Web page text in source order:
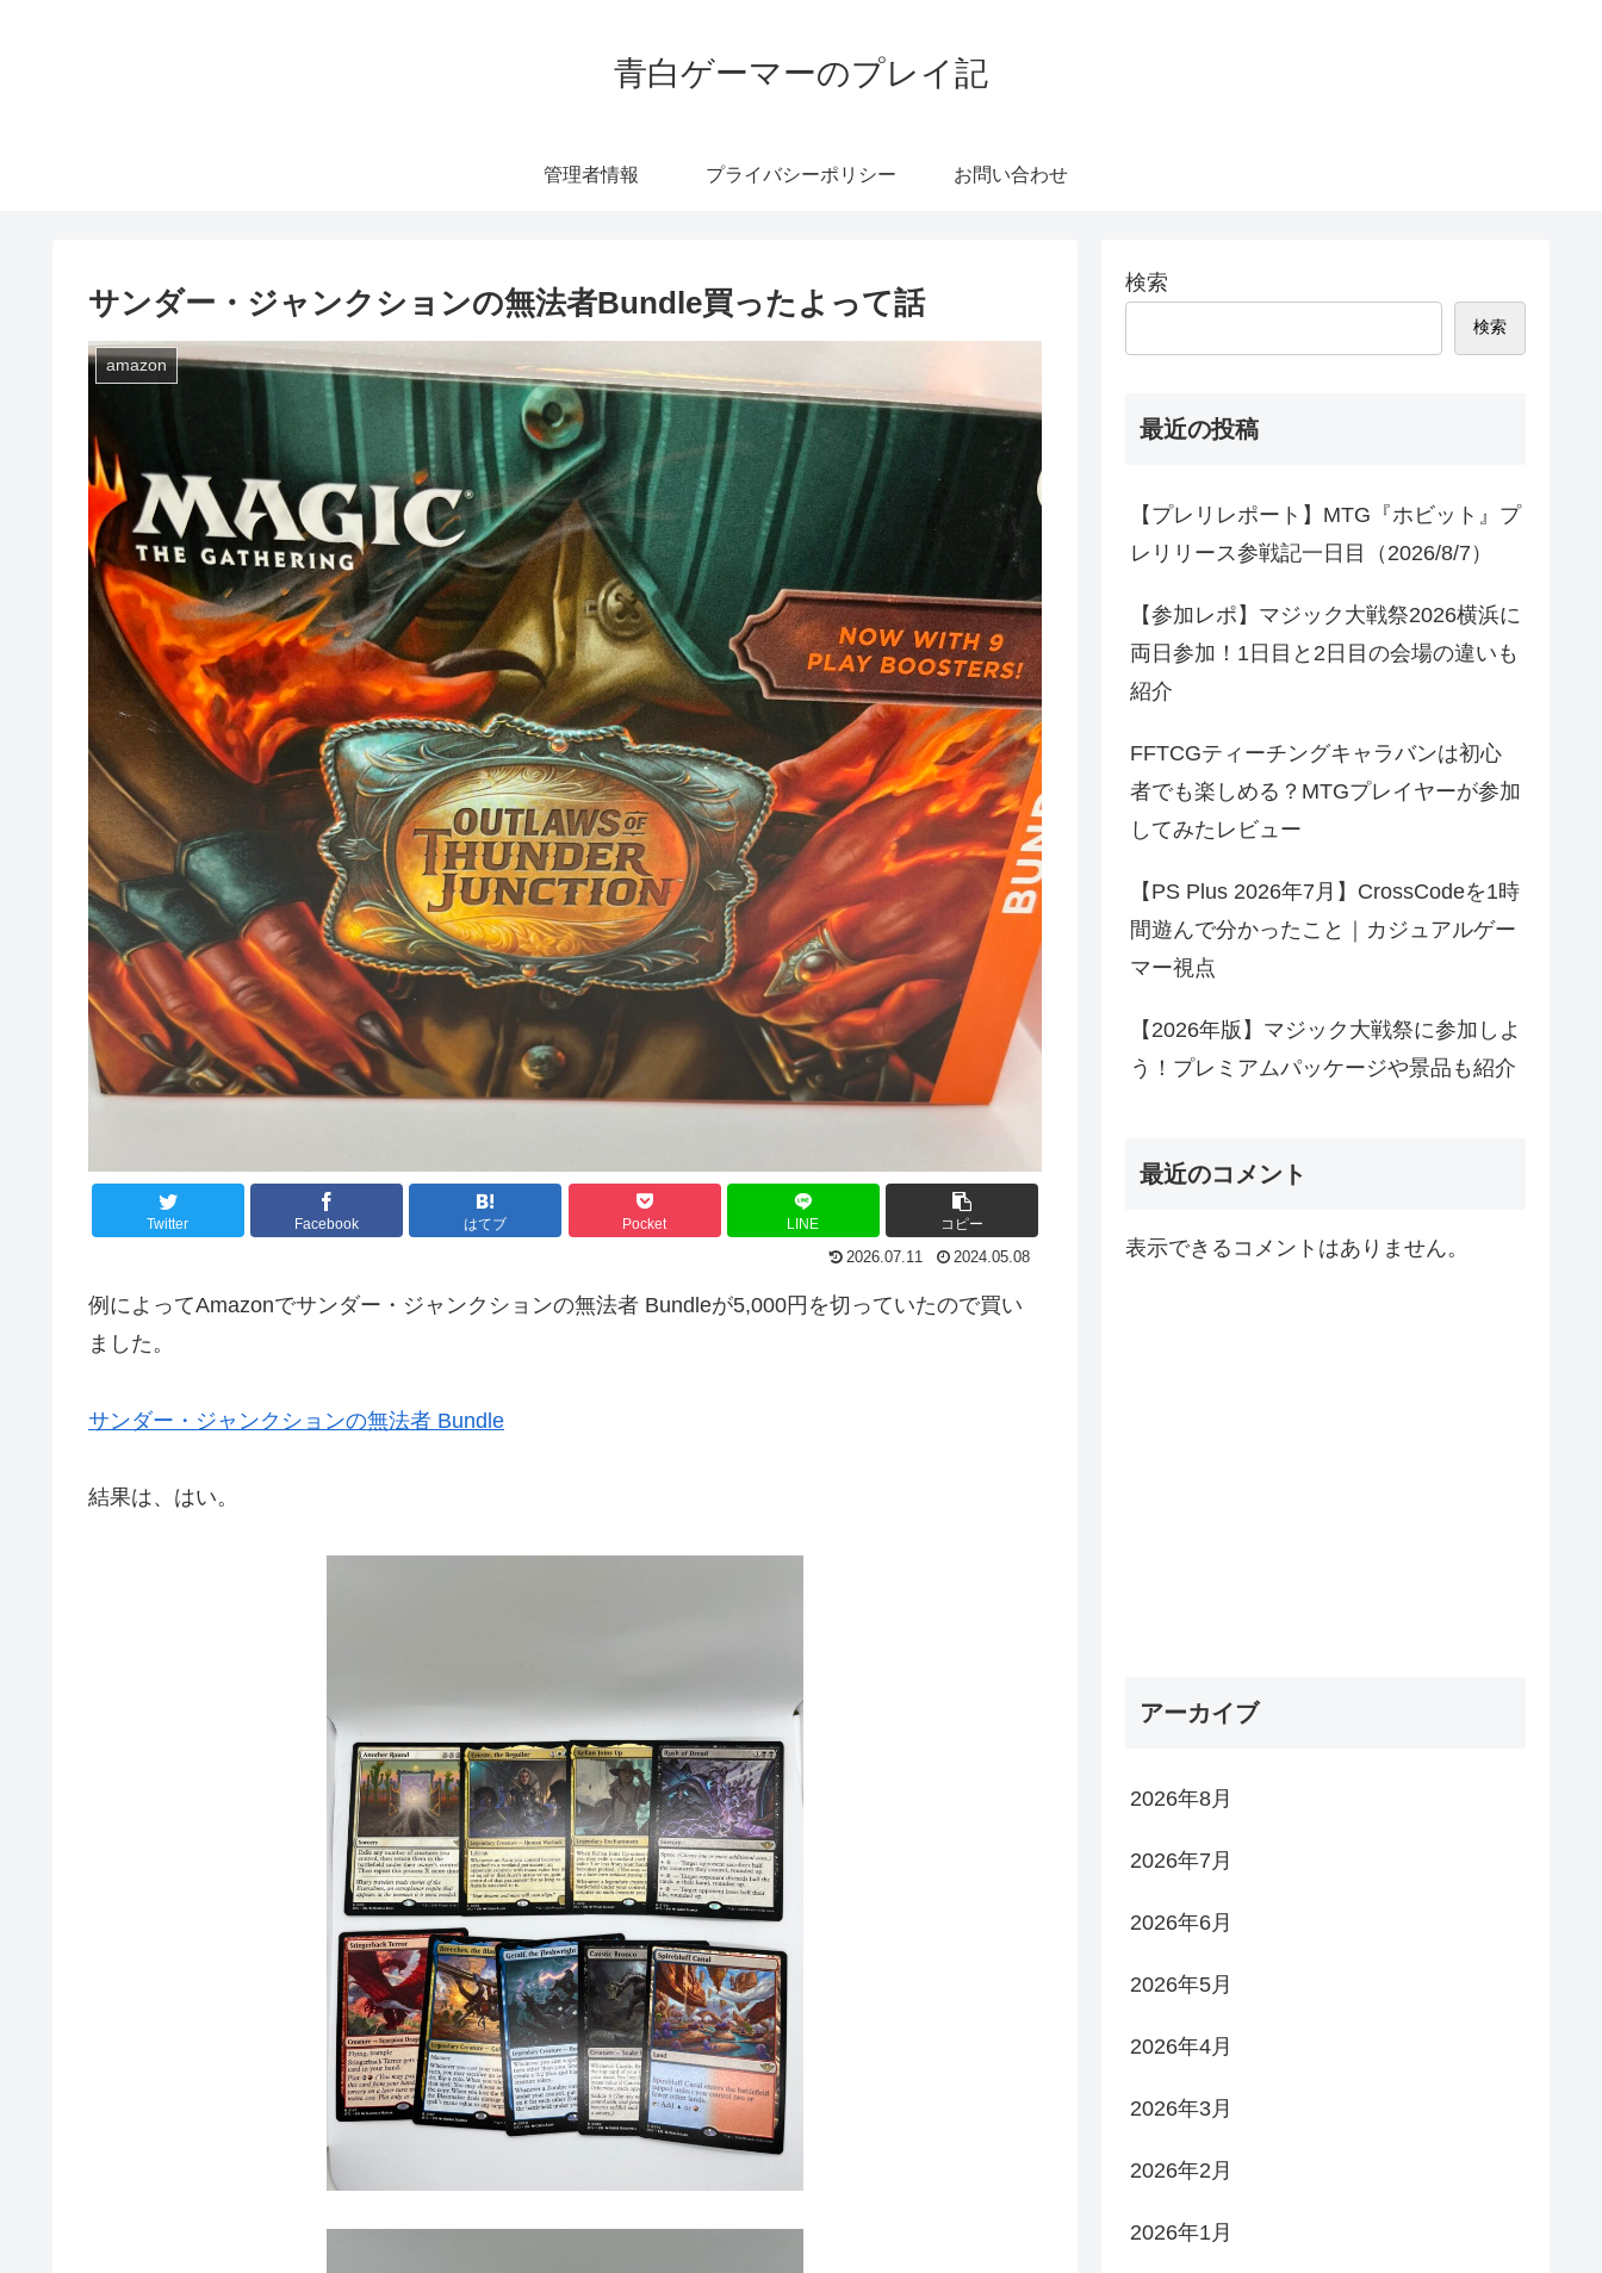
青白ゲーマーのプレイ記
管理者情報 プライバシーポリシー お問い合わせ
サンダー・ジャンクションの無法者Bundle買ったよって話
amazon
Twitter Facebook はてブ Pocket LINE コピー
2026.07.11 2024.05.08
例によってAmazonでサンダー・ジャンクションの無法者 Bundleが5,000円を切っていたので買い
ました。
サンダー・ジャンクションの無法者 Bundle
結果は、はい。
検索
検索
最近の投稿
【プレリレポート】MTG『ホビット』プ
レリリース参戦記一日目（2026/8/7）
【参加レポ】マジック大戦祭2026横浜に
両日参加！1日目と2日目の会場の違いも
紹介
FFTCGティーチングキャラバンは初心
者でも楽しめる？MTGプレイヤーが参加
してみたレビュー
【PS Plus 2026年7月】CrossCodeを1時
間遊んで分かったこと｜カジュアルゲー
マー視点
【2026年版】マジック大戦祭に参加しよ
う！プレミアムパッケージや景品も紹介
最近のコメント
表示できるコメントはありません。
アーカイブ
2026年8月
2026年7月
2026年6月
2026年5月
2026年4月
2026年3月
2026年2月
2026年1月